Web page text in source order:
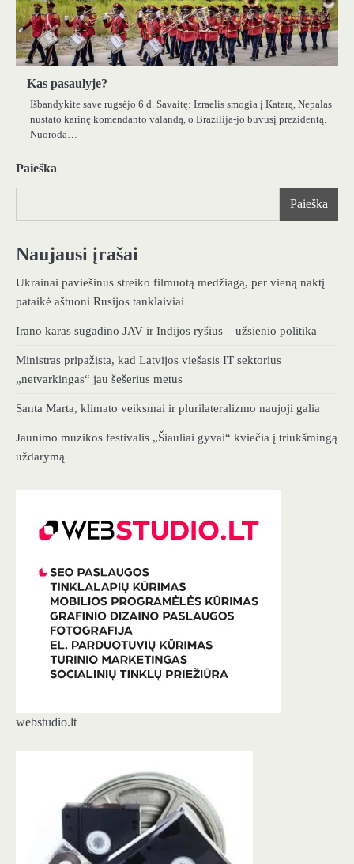
Kas pasaulyje?
Išbandykite save rugsėjo 6 d. Savaitę: Izraelis smogia į Katarą, Nepalas
nustato karinę komendanto valandą, o Brazilija-jo buvusį prezidentą.
Nuoroda…
Paieška
Paieška
Naujausi įrašai
Ukrainai paviešinus streiko filmuotą medžiagą, per vieną naktį
pataikė aštuoni Rusijos tanklaiviai
Irano karas sugadino JAV ir Indijos ryšius – užsienio politika
Ministras pripažįsta, kad Latvijos viešasis IT sektorius
„netvarkingas“ jau šešerius metus
Santa Marta, klimato veiksmai ir plurilateralizmo naujoji galia
Jaunimo muzikos festivalis „Šiauliai gyvai“ kviečia į triukšmingą
uždarymą
webstudio.lt